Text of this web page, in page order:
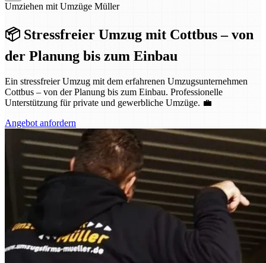
Umziehen mit Umzüge Müller
📦 Stressfreier Umzug mit Cottbus – von
der Planung bis zum Einbau
Ein stressfreier Umzug mit dem erfahrenen Umzugsunternehmen
Cottbus – von der Planung bis zum Einbau. Professionelle
Unterstützung für private und gewerbliche Umzüge. 💼
Angebot anfordern